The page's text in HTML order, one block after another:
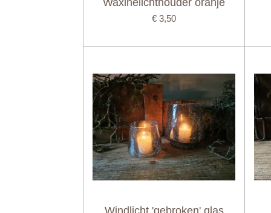
€ 3,50
Windlicht 'gebroken' glas